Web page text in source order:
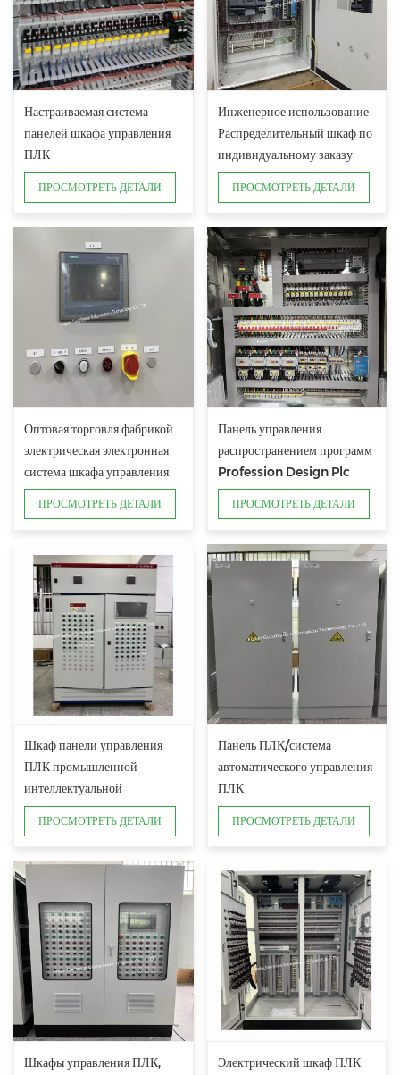
Настраиваемая система
панелей шкафа управления
ПЛК
ПРОСМОТРЕТЬ ДЕТАЛИ
Инженерное использование
Распределительный шкаф по
индивидуальному заказу
Шкафы ПЛК
ПРОСМОТРЕТЬ ДЕТАЛИ
Оптовая торговля фабрикой
электрическая электронная
система шкафа управления
ПЛК
ПРОСМОТРЕТЬ ДЕТАЛИ
Панель управления
распространением программ
Profession Design Plc
HMI
ПРОСМОТРЕТЬ ДЕТАЛИ
Шкаф панели управления
ПЛК промышленной
интеллектуальной
автоматизации
ПРОСМОТРЕТЬ ДЕТАЛИ
Панель ПЛК/система
автоматического управления
ПЛК
ПРОСМОТРЕТЬ ДЕТАЛИ
Шкафы управления ПЛК,
Электрический шкаф ПЛК